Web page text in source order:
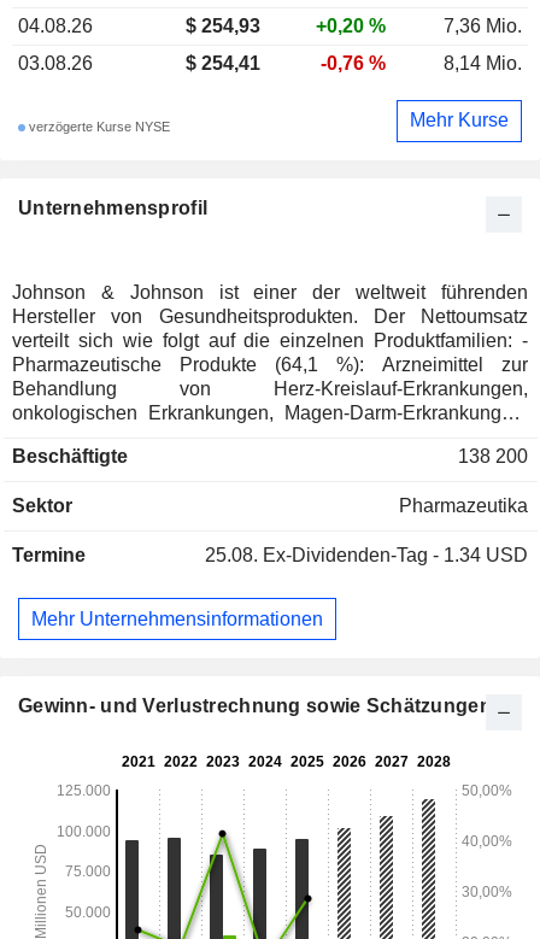
Unternehmensprofil
Johnson & Johnson ist einer der weltweit führenden
Hersteller von Gesundheitsprodukten. Der Nettoumsatz
verteilt sich wie folgt auf die einzelnen Produktfamilien: -
Pharmazeutische Produkte (64,1 %): Arzneimittel zur
Behandlung von Herz-Kreislauf-Erkrankungen,
onkologischen Erkrankungen, Magen-Darm-Erkrankungen,
Erkrankungen usw.; - Medizinische Produkte und Geräte
gynäkologische Geräte, chirurgisches Material usw. für
Johnson über 63 Produktionsstätten in den Vereinigten
Asien/Pazifik (12). Die Vereinigten Staaten machen 57,1 %
des Nettoumsatzes aus.
Beschäftigte 138 200
Sektor Pharmazeutika
Termine 25.08. Ex-Dividenden-Tag - 1.34 USD
Mehr Unternehmensinformationen
04.08.26
$ 254,93 +0,20 %
7,36 Mio.
03.08.26
$ 254,41 -0,76 % 8,14 Mio.
verzögerte Kurse NYSE Mehr Kurse
Gewinn- und Verlustrechnung sowie Schätzungen